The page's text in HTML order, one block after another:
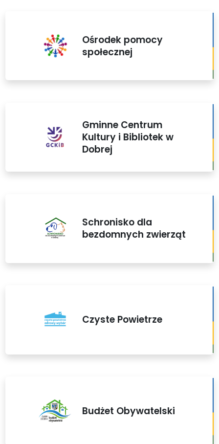
Ośrodek pomocy
społecznej
Gminne Centrum
Kultury i Bibliotek w
Dobrej
Schronisko dla
bezdomnych zwierząt
Czyste Powietrze
Budżet Obywatelski